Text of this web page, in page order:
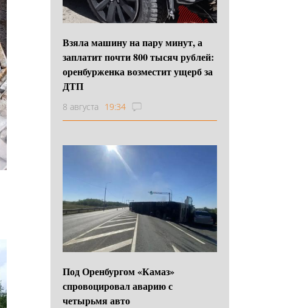
Взяла машину на пару минут, а
заплатит почти 800 тысяч рублей:
оренбурженка возместит ущерб за
ДТП
8 августа 19:34
Под Оренбургом «Камаз»
спровоцировал аварию с
четырьмя авто